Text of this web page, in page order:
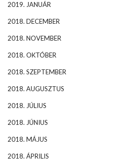
2019. JANUÁR
2018. DECEMBER
2018. NOVEMBER
2018. OKTÓBER
2018. SZEPTEMBER
2018. AUGUSZTUS
2018. JÚLIUS
2018. JÚNIUS
2018. MÁJUS
2018. ÁPRILIS